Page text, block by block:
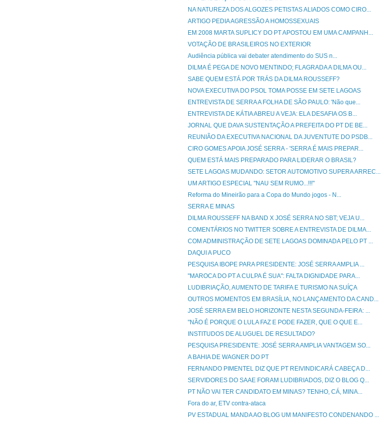
NA NATUREZA DOS ALGOZES PETISTAS ALIADOS COMO CIRO...
ARTIGO PEDIA AGRESSÃO A HOMOSSEXUAIS
EM 2008 MARTA SUPLICY DO PT APOSTOU EM UMA CAMPANH...
VOTAÇÃO DE BRASILEIROS NO EXTERIOR
Audiência pública vai debater atendimento do SUS n...
DILMA É PEGA DE NOVO MENTINDO; FLAGRADA A DILMA OU...
SABE QUEM ESTÁ POR TRÁS DA DILMA ROUSSEFF?
NOVA EXECUTIVA DO PSOL TOMA POSSE EM SETE LAGOAS
ENTREVISTA DE SERRA A FOLHA DE SÃO PAULO: 'Não que...
ENTREVISTA DE KÁTIA ABREU A VEJA: ELA DESAFIA OS B...
JORNAL QUE DAVA SUSTENTAÇÃO A PREFEITA DO PT DE BE...
REUNIÃO DA EXECUTIVA NACIONAL DA JUVENTUTE DO PSDB...
CIRO GOMES APOIA JOSÉ SERRA - 'SERRA É MAIS PREPAR...
QUEM ESTÁ MAIS PREPARADO PARA LIDERAR O BRASIL?
SETE LAGOAS MUDANDO: SETOR AUTOMOTIVO SUPERA ARREC...
UM ARTIGO ESPECIAL "NAU SEM RUMO...!!!"
Reforma do Mineirão para a Copa do Mundo jogos - N...
SERRA E MINAS
DILMA ROUSSEFF NA BAND X JOSÉ SERRA NO SBT; VEJA U...
COMENTÁRIOS NO TWITTER SOBRE A ENTREVISTA DE DILMA...
COM ADMINISTRAÇÃO DE SETE LAGOAS DOMINADA PELO PT ...
DAQUI A PUCO
PESQUISA IBOPE PARA PRESIDENTE: JOSÉ SERRA AMPLIA ...
"MAROCA DO PT A CULPA É SUA": FALTA DIGNIDADE PARA...
LUDIBRIAÇÃO, AUMENTO DE TARIFA E TURISMO NA SUÍÇA
OUTROS MOMENTOS EM BRASÍLIA, NO LANÇAMENTO DA CAND...
JOSÉ SERRA EM BELO HORIZONTE NESTA SEGUNDA-FEIRA: ...
"NÃO É PORQUE O LULA FAZ E PODE FAZER, QUE O QUE E...
INSTITUDOS DE ALUGUEL DE RESULTADO?
PESQUISA PRESIDENTE: JOSÉ SERRA AMPLIA VANTAGEM SO...
A BAHIA DE WAGNER DO PT
FERNANDO PIMENTEL DIZ QUE PT REIVINDICARÁ CABEÇA D...
SERVIDORES DO SAAE FORAM LUDIBRIADOS, DIZ O BLOG Q...
PT NÃO VAI TER CANDIDATO EM MINAS? TENHO, CÁ, MINA...
Fora do ar, ETV contra-ataca
PV ESTADUAL MANDA AO BLOG UM MANIFESTO CONDENANDO ...